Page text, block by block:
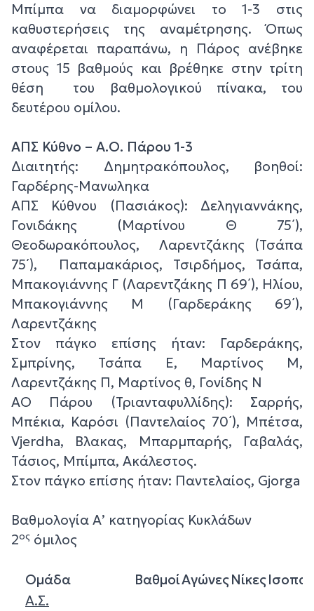
Μπίμπα να διαμορφώνει το 1-3 στις
καθυστερήσεις της αναμέτρησης. Όπως
αναφέρεται παραπάνω, η Πάρος ανέβηκε
στους 15 βαθμούς και βρέθηκε στην τρίτη
θέση του βαθμολογικού πίνακα, του
δευτέρου ομίλου.
ΑΠΣ Κύθνο – Α.Ο. Πάρου 1-3
Διαιτητής: Δημητρακόπουλος, βοηθοί:
Γαρδέρης-Μανωληκα
ΑΠΣ Κύθνου (Πασιάκος): Δεληγιαννάκης,
Γονιδάκης (Μαρτίνου Θ 75΄),
Θεοδωρακόπουλος, Λαρεντζάκης (Τσάπα
75΄), Παπαμακάριος, Τσιρδήμος, Τσάπα,
Μπακογιάννης Γ (Λαρεντζάκης Π 69΄), Ηλίου,
Μπακογιάννης Μ (Γαρδεράκης 69΄),
Λαρεντζάκης
Στον πάγκο επίσης ήταν: Γαρδεράκης,
Σμπρίνης, Τσάπα Ε, Μαρτίνος Μ,
Λαρεντζάκης Π, Μαρτίνος θ, Γονίδης Ν
ΑΟ Πάρου (Τριανταφυλλίδης): Σαρρής,
Μπέκια, Καρόσι (Παντελαίος 70΄), Μπέτσα,
Vjerdha, Βλακας, Μπαρμπαρής, Γαβαλάς,
Τάσιος, Μπίμπα, Ακάλεστος.
Στον πάγκο επίσης ήταν: Παντελαίος, Gjorga
Βαθμολογία Α’ κατηγορίας Κυκλάδων
2ος όμιλος
Ομάδα ΒαθμοίΑγώνεςΝίκες
Α.Σ.